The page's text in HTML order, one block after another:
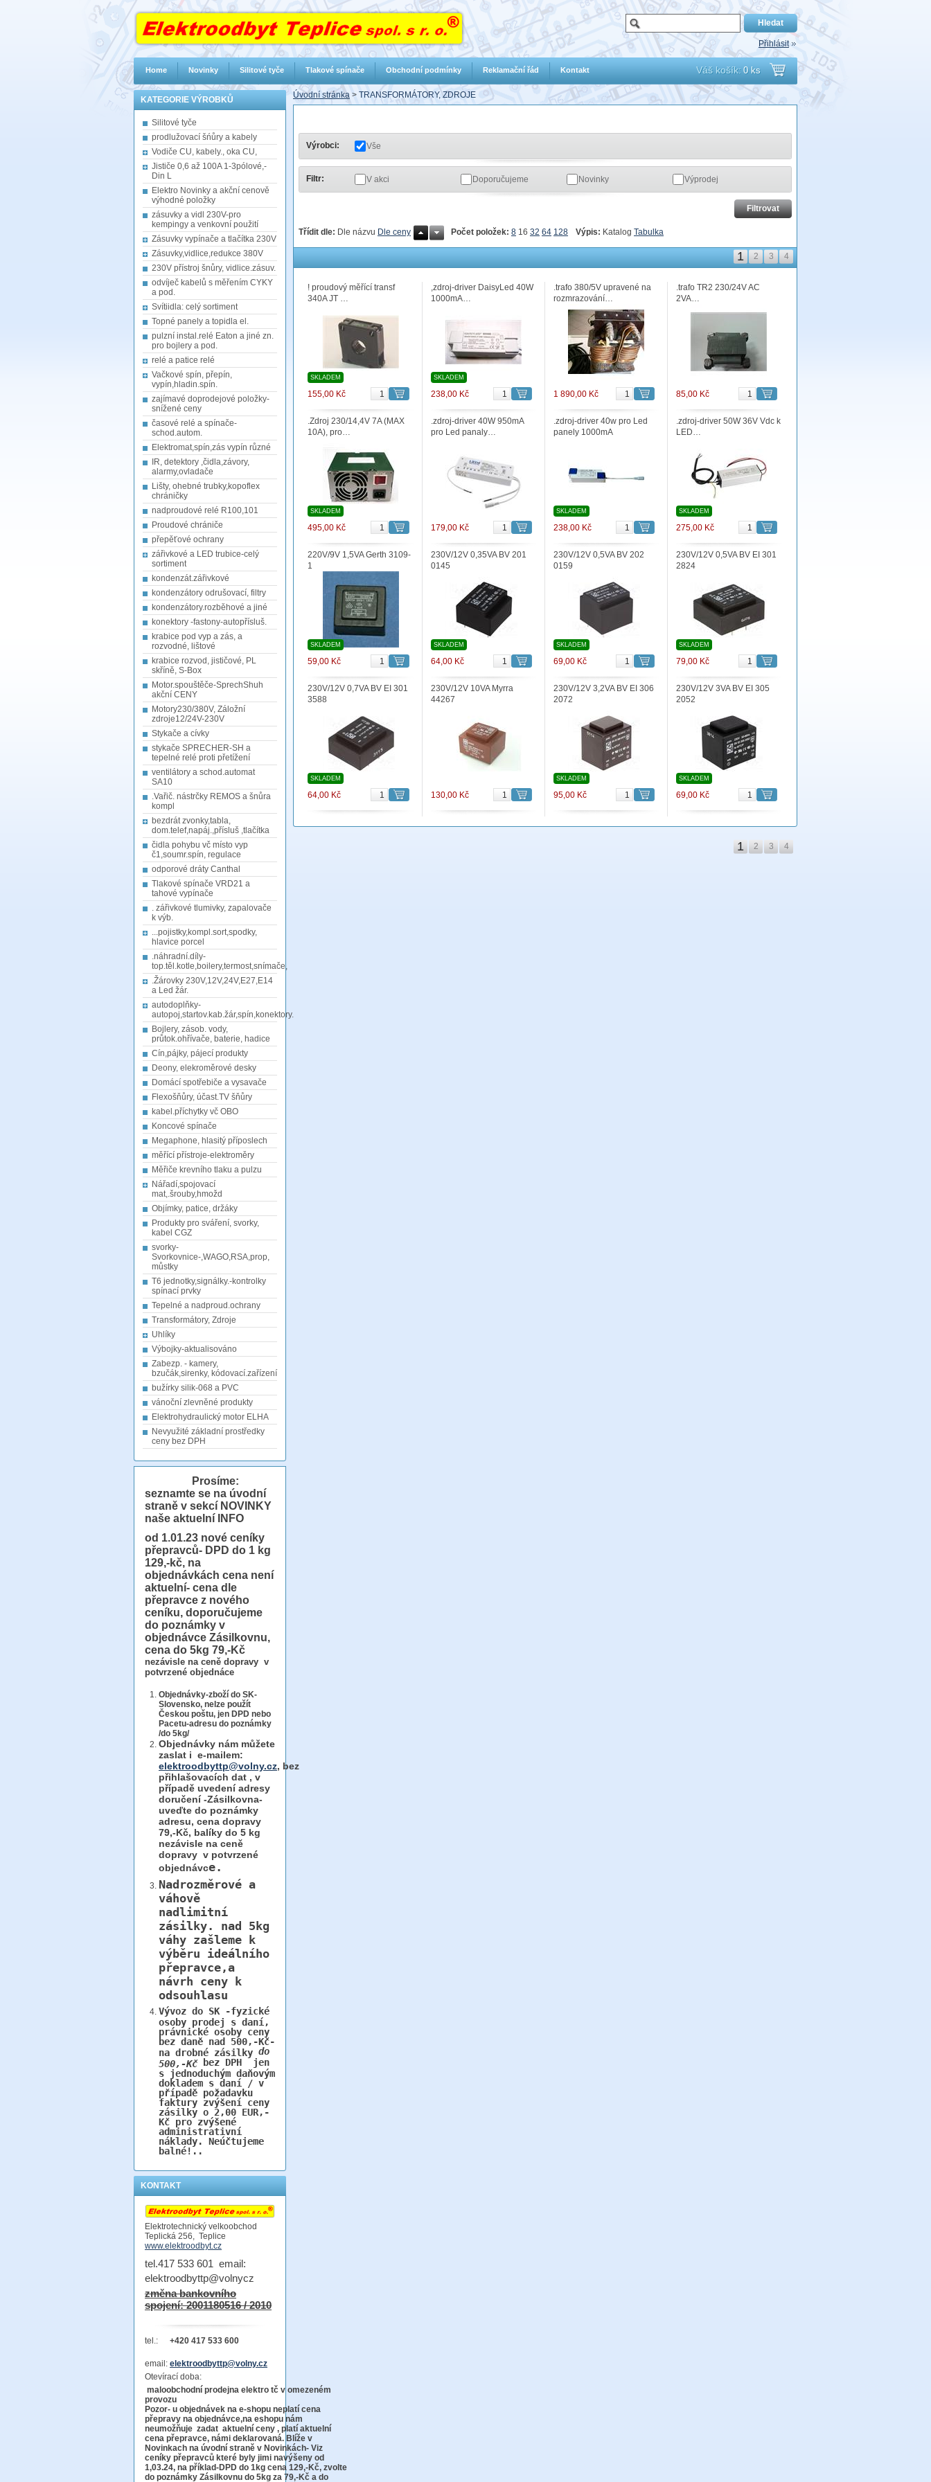
Váš košík: 0 ks
KATEGORIE VÝROBKŮ
Silitové tyče
prodlužovací šńůry a kabely
Vodiče CU, kabely., oka CU,
Jističe 0,6 až 100A 1-3pólové,-
Din L
Elektro Novinky a akční cenově
výhodné položky
zásuvky a vidl 230V-pro
kempingy a venkovní použití
Zásuvky vypínače a tlačítka 230V
Zásuvky,vidlice,redukce 380V
230V přístroj šnůry, vidlice.zásuv.
odvíječ kabelů s měřením CYKY
a pod.
Svítiidla: celý sortiment
Topné panely a topidla el.
pulzní instal.relé Eaton a jiné zn.
pro bojlery a pod.
relé a patice relé
Vačkové spín, přepín,
vypín,hladin.spín.
zajímavé doprodejové položky-
snížené ceny
časové relé a spínače-
schod.autom.
Elektromat,spín,zás vypín různé
IR, detektory ,čidla,závory,
alarmy,ovladače
Lišty, ohebné trubky,kopoflex
chráničky
nadproudové relé R100,101
Proudové chrániče
přepěťové ochrany
zářivkové a LED trubice-celý
sortiment
kondenzát.zářivkové
kondenzátory odrušovací, filtry
kondenzátory.rozběhové a jiné
konektory -fastony-autopřísluš.
krabice pod vyp a zás, a
rozvodné, lištové
krabice rozvod, jističové, PL
skříně, S-Box
Motor.spouštěče-SprechShuh
akční CENY
Motory230/380V, Záložní
zdroje12/24V-230V
Stykače a cívky
stykače SPRECHER-SH a
tepelné relé proti přetížení
ventilátory a schod.automat
SA10
.Vařič. nástrčky REMOS a šnůra
kompl
bezdrát zvonky,tabla,
dom.telef,napáj.,přísluš ,tlačítka
čidla pohybu vč místo vyp
č1,soumr.spín, regulace
odporové dráty Canthal
Tlakové spínače VRD21 a
tahové vypínače
. zářivkové tlumivky, zapalovače
k výb.
...pojistky,kompl.sort,spodky,
hlavice porcel
.náhradní.díly-
top.těl.kotle,boilery,termost,snímače,
.Žárovky 230V,12V,24V,E27,E14
a Led žár.
autodoplňky-
autopoj,startov.kab.žár,spín,konektory.
Bojlery, zásob. vody,
průtok.ohřívače, baterie, hadice
Cín,pájky, pájecí produkty
Deony, elekroměrové desky
Domácí spotřebiče a vysavače
Flexošňůry, účast.TV šňůry
kabel.příchytky vč OBO
Koncové spínače
Megaphone, hlasitý příposlech
měřící přístroje-elektroměry
Měřiče krevního tlaku a pulzu
Nářadí,spojovací
mat,.šrouby,hmožd
Objímky, patice, držáky
Produkty pro sváření, svorky,
kabel CGZ
svorky-
Svorkovnice-,WAGO,RSA,prop,
můstky
T6 jednotky,signálky.-kontrolky
spínací prvky
Tepelné a nadproud.ochrany
Transformátory, Zdroje
Uhlíky
Výbojky-aktualisováno
Zabezp. - kamery,
bzučák,sirenky, kódovací.zařízení
bužírky silik-068 a PVC
vánoční zlevněné produkty
Elektrohydraulický motor ELHA
Nevyužité základní prostředky
ceny bez DPH
Přihlásit
Prosíme:
seznamte se na úvodní
straně v sekcí NOVINKY
naše aktuelní INFO
od 1.01.23 nové ceníky
přepravců- DPD do 1 kg
129,-kč, na
objednávkách cena není
aktuelní- cena dle
přepravce z nového
ceníku, doporučujeme
do poznámky v
objednávce Zásilkovnu,
cena do 5kg 79,-Kč
nezávisle na ceně dopravy v
potvrzené objednáce
Objednávky-zboží do SK-
Slovensko, nelze použít
Českou poštu, jen DPD nebo
Pacetu-adresu do poznámky
/do 5kg/
Objednávky nám můžete
zaslat i e-mailem:
elektroodbyttp@volny.cz, bez
přihlašovacích dat , v
případě uvedení adresy
doručení -Zásilkovna-
uveďte do poznámky
adresu, cena dopravy
79,-Kč, balíky do 5 kg
nezávisle na ceně
dopravy v potvrzené
objednávce.
Nadrozměrové a
váhově
nadlimitní
zásilky. nad 5kg
váhy zašleme k
výběru ideálního
přepravce,a
návrh ceny k
odsouhlasu
Vývoz do SK -fyzické
osoby prodej s daní,
právnické osoby ceny
bez daně nad 500,-Kč-
na drobné zásilky do
500,-Kčbez DPH jen
s jednoduchým daňovým
dokladem s daní / v
případě požadavku
faktury zvýšení ceny
zásilky o 2,00 EUR,-
Kč pro zvýšené
administrativní
náklady. Neúčtujeme
balné!..
KONTAKT
Elektrotechnický velkoobchod
Teplická 256, Teplice
www.elektroodbyt.cz
tel.417 533 601 email:
elektroodbyttp@volnycz
změna bankovního
spojení: 2001180516 / 2010
tel.: +420 417 533 600
email: elektroodbyttp@volny.cz
Otevírací doba:
maloobchodní prodejna elektro tč v omezeném
provozu
Pozor- u objednávek na e-shopu neplatí cena
přepravy na objednávce,na eshopu nám
neumožňuje zadat aktuelní ceny , platí aktuelní
cena přepravce, námi deklarovaná. Blíže v
Novinkach na úvodní straně v Novinkách- Viz
ceníky přepravců které byly jimi navýšeny od
1,03.24, na příklad-DPD do 1kg cena 129,-Kč, zvolte
do poznámky Zásilkovnu do 5kg za 79,-Kč a do
Úvodní stránka > TRANSFORMÁTORY, ZDROJE
Výrobci: Vše
Filtr: V akci Doporučujeme Novinky Výprodej
Třídit dle: Dle názvu Dle ceny Počet položek: 8 16 32 64 128 Výpis: Katalog Tabulka
! proudový měřící transf
340A JT …
SKLADEM
155,00 Kč
,zdroj-driver DaisyLed 40W
1000mA…
SKLADEM
238,00 Kč
.trafo 380/5V upravené na
rozmrazování…
1 890,00 Kč
.trafo TR2 230/24V AC
2VA…
85,00 Kč
.Zdroj 230/14,4V 7A (MAX
10A), pro…
SKLADEM
495,00 Kč
.zdroj-driver 40W 950mA
pro Led panaly…
179,00 Kč
.zdroj-driver 40w pro Led
panely 1000mA
SKLADEM
238,00 Kč
.zdroj-driver 50W 36V Vdc k
LED…
SKLADEM
275,00 Kč
220V/9V 1,5VA Gerth 3109-
1
SKLADEM
59,00 Kč
230V/12V 0,35VA BV 201
0145
SKLADEM
64,00 Kč
230V/12V 0,5VA BV 202
0159
SKLADEM
69,00 Kč
230V/12V 0,5VA BV EI 301
2824
SKLADEM
79,00 Kč
230V/12V 0,7VA BV EI 301
3588
SKLADEM
64,00 Kč
230V/12V 10VA Myrra
44267
130,00 Kč
230V/12V 3,2VA BV EI 306
2072
SKLADEM
95,00 Kč
230V/12V 3VA BV EI 305
2052
SKLADEM
69,00 Kč
1 2 3 4
1 2 3 4
Home Novinky Silitové tyče Tlakové spínače Obchodní podmínky Reklamační řád Kontakt